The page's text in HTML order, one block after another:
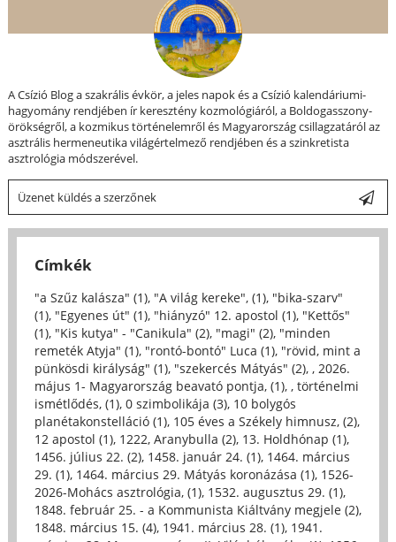
A Csízió Blog a szakrális évkör, a jeles napok és a Csízió kalendáriumi-
hagyomány rendjében ír keresztény kozmológiáról, a Boldogasszony-
örökségről, a kozmikus történelemről és Magyarország csillagzatáról az
asztrális hermeneutika világértelmező rendjében és a szinkretista
asztrológia módszerével.
Üzenet küldés a szerzőnek
Címkék
"a Szűz kalásza" (1), "A világ kereke", (1), "bika-szarv"
(1), "Egyenes út" (1), "hiányzó" 12. apostol (1), "Kettős"
(1), "Kis kutya" - "Canikula" (2), "magi" (2), "minden
remeték Atyja" (1), "rontó-bontó" Luca (1), "rövid, mint a
pünkösdi királyság" (1), "szekercés Mátyás" (2), , 2026.
május 1- Magyarország beavató pontja, (1), , történelmi
ismétlődés, (1), 0 szimbolikája (3), 10 bolygós
planétakonstelláció (1), 105 éves a Székely himnusz, (2),
12 apostol (1), 1222, Aranybulla (2), 13. Holdhónap (1),
1456. július 22. (2), 1458. január 24. (1), 1464. március
29. (1), 1464. március 29. Mátyás koronázása (1), 1526-
2026-Mohács asztrológia, (1), 1532. augusztus 29. (1),
1848. február 25. - a Kommunista Kiáltvány megjele (2),
1848. március 15. (4), 1941. március 28. (1), 1941.